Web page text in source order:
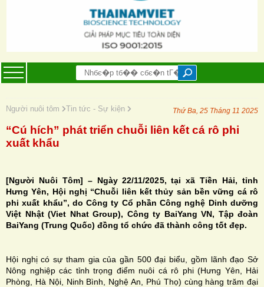
Người nuôi tôm Tin tức - Sự kiện Thứ Ba, 25 Tháng 11 2025
“Cú hích” phát triển chuỗi liên kết cá rô phi
xuất khẩu
[Người Nuôi Tôm] – Ngày 22/11/2025, tại xã Tiền Hải, tỉnh
Hưng Yên, Hội nghị “Chuỗi liên kết thủy sản bền vững cá rô
phi xuất khẩu”, do Công ty Cổ phần Công nghệ Dinh dưỡng
Việt Nhật (Viet Nhat Group), Công ty BaiYang VN, Tập đoàn
BaiYang (Trung Quốc) đồng tổ chức đã thành công tốt đẹp.
Hội nghị có sự tham gia của gần 500 đại biểu, gồm lãnh đạo Sở
Nông nghiệp các tỉnh trọng điểm nuôi cá rô phi (Hưng Yên, Hải
Phòng, Hà Nội, Ninh Bình, Nghệ An, Phú Thọ) cùng hàng trăm đại